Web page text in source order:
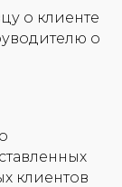
о клиенте
о
клиентов